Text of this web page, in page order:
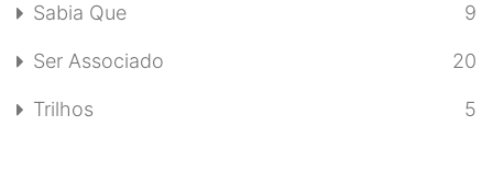
Sabia Que 9
Ser Associado 20
Trilhos 5